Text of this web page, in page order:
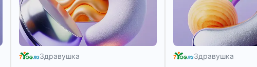
Здравушка Здравушка